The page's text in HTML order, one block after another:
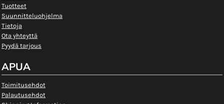
Tuotteet
Suunnitteluohjelma
Tietoja
Ota yhteyttä
Pyydä tarjous
APUA
Toimitusehdot
Palautusehdot